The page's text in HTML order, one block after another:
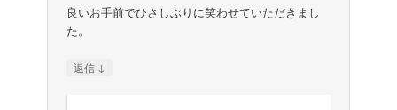
良いお手前でひさしぶりに笑わせていただきまし
た。
返信 ↓